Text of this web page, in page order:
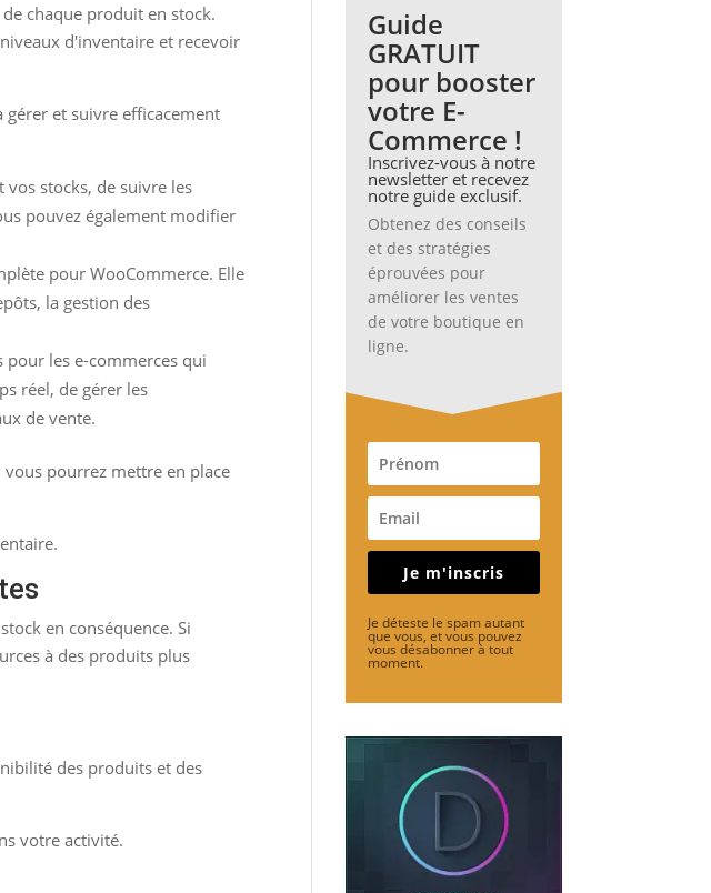
chaque produit en stock.
d'inventaire et recevoir
et suivre efficacement
stocks, de suivre les
pouvez également modifier
pour WooCommerce. Elle
la gestion des
pour les e-commerces qui
réel, de gérer les
de vente.
vous pourrez mettre en place
en conséquence. Si
à des produits plus
des produits et des
votre activité.
Guide
GRATUIT
pour booster
votre E-
Commerce !
Inscrivez-vous à notre
newsletter et recevez
notre guide exclusif.
Obtenez des conseils
et des stratégies
éprouvées pour
améliorer les ventes
de votre boutique en
ligne.
Je m'inscris
Je déteste le spam autant
que vous, et vous pouvez
vous désabonner à tout
moment.